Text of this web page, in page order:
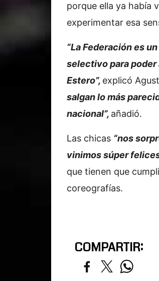
porque ella ya había
experimentar esa
“La Federación es
selectivo para poder
Estero”, explicó
salgan lo más
nacional”, añadió.
Las chicas “nos
vinimos súper
que tienen que
coreografías.
COMPARTIR: